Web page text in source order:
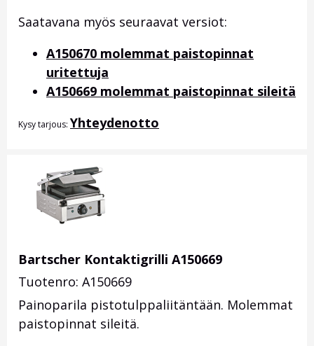
Saatavana myös seuraavat versiot:
A150670 molemmat paistopinnat
uritettuja
A150669 molemmat paistopinnat sileitä
Kysy tarjous: Yhteydenotto
Bartscher Kontaktigrilli A150669
Tuotenro: A150669
Painoparila pistotulppaliitäntään. Molemmat
paistopinnat sileitä.